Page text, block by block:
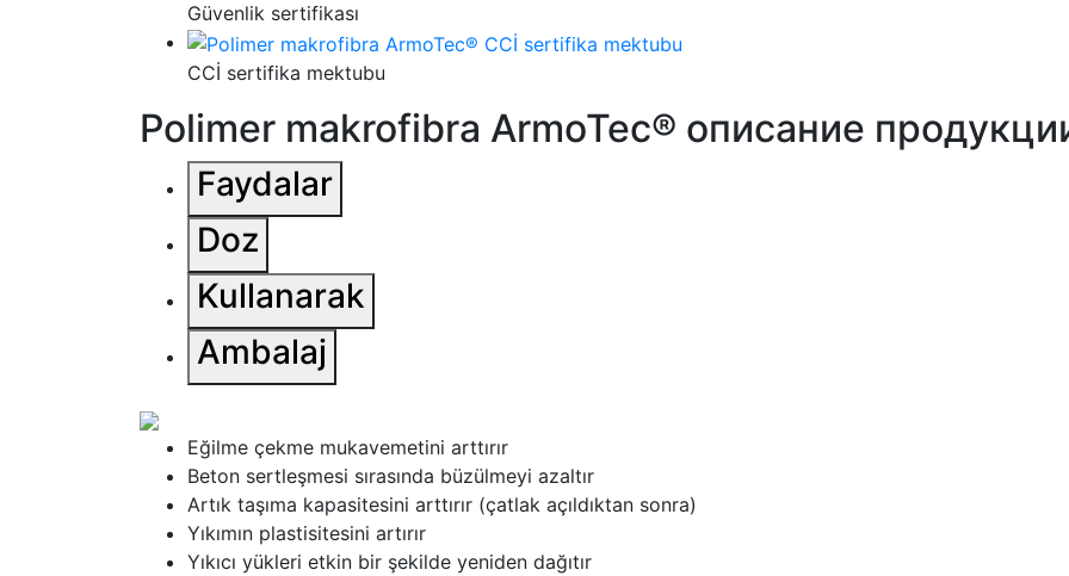
Güvenlik sertifikası
CCİ sertifika mektubu
Polimer makrofibra ArmoTec® описание
Faydalar
Doz
Kullanarak
Ambalaj
Eğilme çekme mukavemetini arttırır
Beton sertleşmesi sırasında büzülmeyi azaltır
Artık taşıma kapasitesini arttırır (çatlak açıldıktan sonra)
Yıkımın plastisitesini artırır
Yıkıcı yükleri etkin bir şekilde yeniden dağıtır